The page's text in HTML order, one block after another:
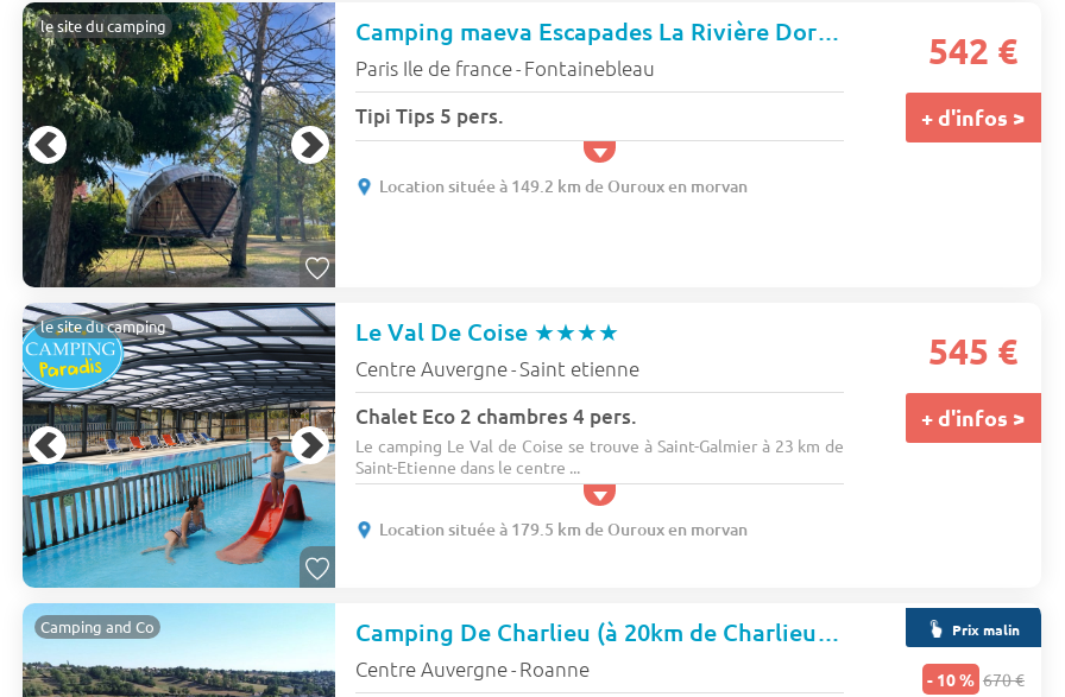
le site du camping Camping maeva Escapades La Rivière Dorée *
Paris Ile de france- Fontainebleau
Tipi Tips 5 pers.
Location située à 149.2 km de Ouroux en morvan
542 €
+ d'infos >
le site du camping Le Val De Coise ★★★★
Centre Auvergne-Saint etienne
Chalet Eco 2 chambres 4 pers.
Le camping Le Val de Coise se trouve à Saint-Galmier à 23 km de
Saint-Etienne dans le centre ...
Location située à 179.5 km de Ouroux en morvan
545 €
+ d'infos >
Camping and Co Camping De Charlieu (à 20km de Charlieu)★★★
Centre Auvergne- Roanne
Prix malin
- 10 % 670 €